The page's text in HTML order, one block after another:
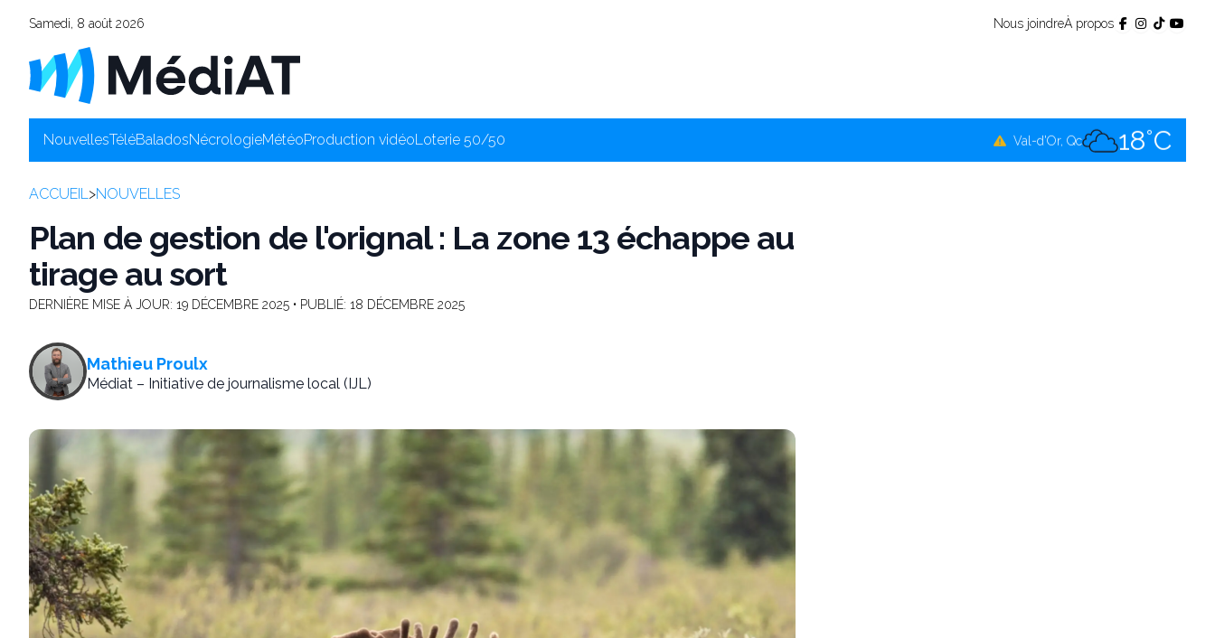
Samedi, 8 août 2026 Nous joindreÀ propos
NouvellesTéléBaladosNécrologieMétéoProduction vidéoLoterie 50/50 Val-d'Or, Qc 18°C
ACCUEIL>NOUVELLES
Plan de gestion de l'orignal : La zone 13 échappe au
tirage au sort
DERNIÈRE MISE À JOUR: 19 DÉCEMBRE 2025 • PUBLIÉ: 18 DÉCEMBRE 2025
Mathieu Proulx
Médiat – Initiative de journalisme local (IJL)